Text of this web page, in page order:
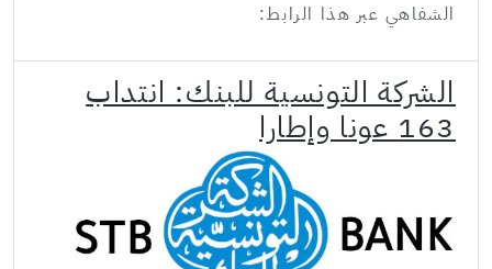
الشفاهي عبر هذا الرابط:
الشركة التونسية للبنك: انتداب
163 عونا وإطارا